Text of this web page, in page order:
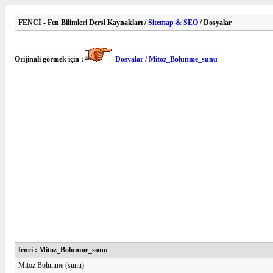
FENCİ - Fen Bilimleri Dersi Kaynakları /Sitemap & SEO / Dosyalar
Orijinali görmek için : Dosyalar / Mitoz_Bolunme_sunu
fenci : Mitoz_Bolunme_sunu
Mitoz Bölünme (sunu)